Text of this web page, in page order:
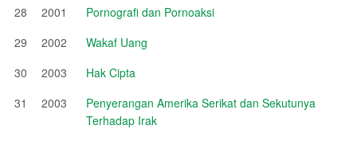
28
2001
Pornografi dan Pornoaksi
29
2002
Wakaf Uang
30
2003
Hak Cipta
31
2003
Penyerangan Amerika Serikat dan Sekutunya
Terhadap Irak